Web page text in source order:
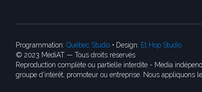
Programmation: Québec Studio • Design: Et Hop Studio
© 2023 MédiAT — Tous droits réservés
Reproduction complète ou partielle interdite - Média
groupe d’intérêt, promoteur ou entreprise. Nous appliquons